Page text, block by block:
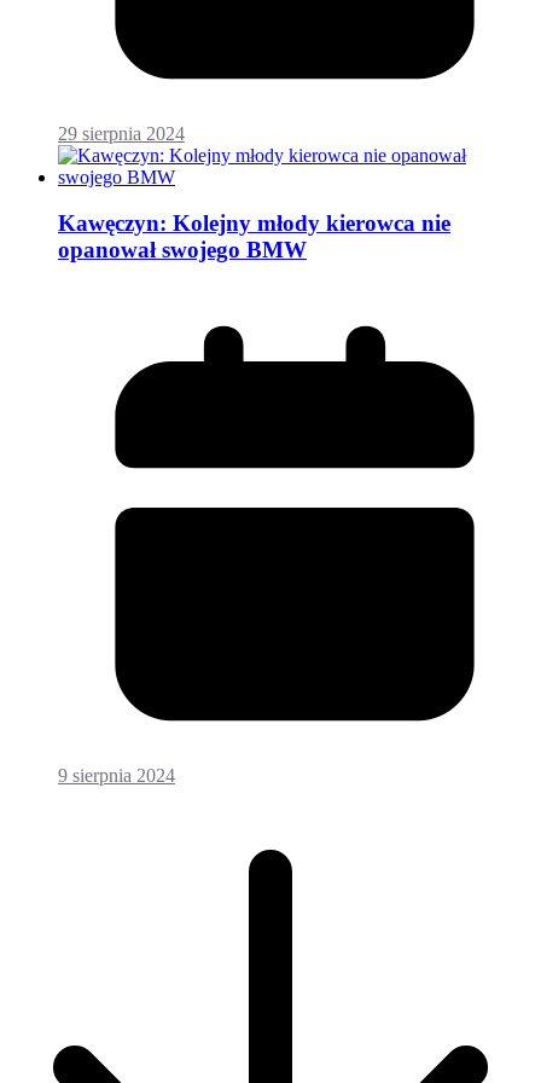
29 sierpnia 2024
Kawęczyn: Kolejny młody kierowca nie
opanował swojego BMW
9 sierpnia 2024